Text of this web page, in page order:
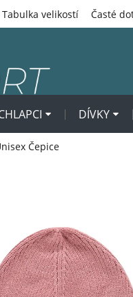
Tabulka velikostí Časté
DÍVKY
Čepice